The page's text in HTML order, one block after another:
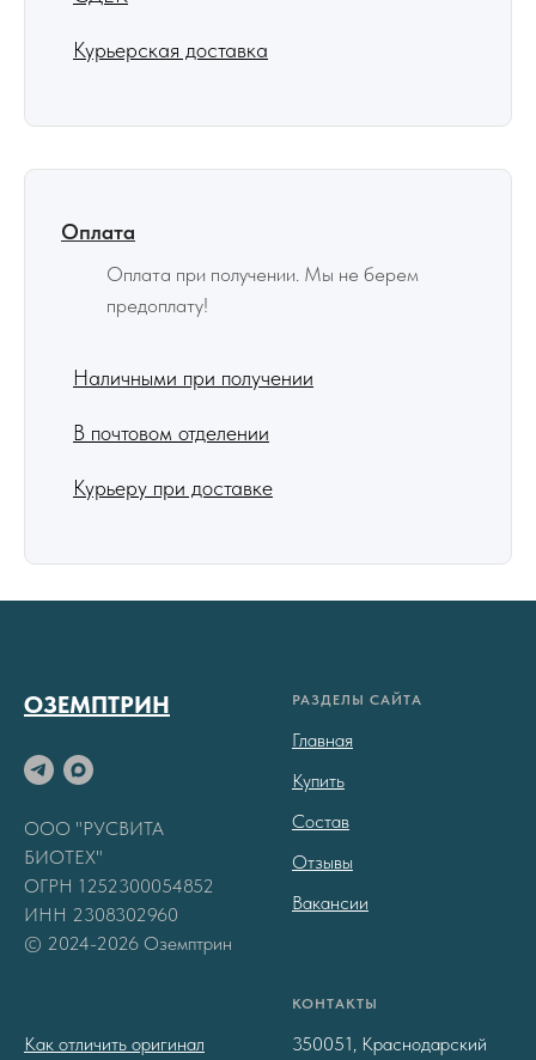
Курьерская доставка
Оплата
Оплата при получении. Мы не берем
предоплату!
Наличными при получении
В почтовом отделении
Курьеру при доставке
ОЗЕМПТРИН
ООО "РУСВИТА
БИОТЕХ"
ОГРН 1252300054852
ИНН 2308302960
© 2024-2026 Оземптрин
РАЗДЕЛЫ САЙТА
Главная
Купить
Состав
Отзывы
Вакансии
Как отличить оригинал
КОНТАКТЫ
350051, Краснодарский